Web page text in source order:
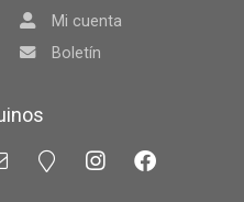
Mi cuenta
Boletín